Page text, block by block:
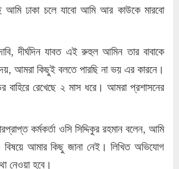
আমি ঢাকা চলে যাবো আমি আর কাউকে মারবো
দীর্ঘদিন যাবত এই রুহুল আমিন তার বাবাকে
আমরা কিছুই বলতে পারছি না ভয় এর কারনে।
বাহিরে রেখেছে ২ মাস ধরে। আমরা প্রশাসনের
কর্মকর্তা ওসি সিদ্দিকুর রহমান বলেন, আমি
আমার কিছু জানা নেই। লিখিত অভিযোগ
নেওয়া হবে।